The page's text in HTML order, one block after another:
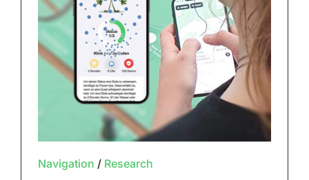
Navigation / Research